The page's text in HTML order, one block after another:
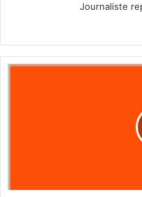
Journaliste
n